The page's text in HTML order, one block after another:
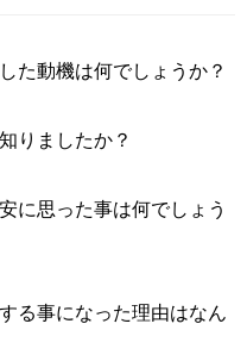
た動機は何でしょうか？
りましたか？
に思った事は何でしょう
る事になった理由はなん